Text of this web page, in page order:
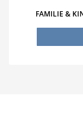
FAMILIE &